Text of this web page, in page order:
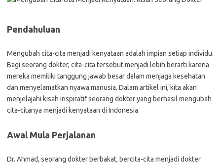
Pendahuluan
Mengubah cita-cita menjadi kenyataan adalah impian setiap individu.
Bagi seorang dokter, cita-cita tersebut menjadi lebih berarti karena
mereka memiliki tanggung jawab besar dalam menjaga kesehatan
dan menyelamatkan nyawa manusia. Dalam artikel ini, kita akan
menjelajahi kisah inspiratif seorang dokter yang berhasil mengubah
cita-citanya menjadi kenyataan di Indonesia.
Awal Mula Perjalanan
Dr. Ahmad, seorang dokter berbakat, bercita-cita menjadi dokter